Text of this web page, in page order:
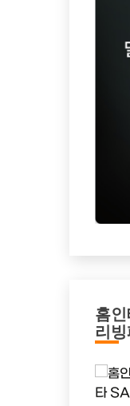
홈
리